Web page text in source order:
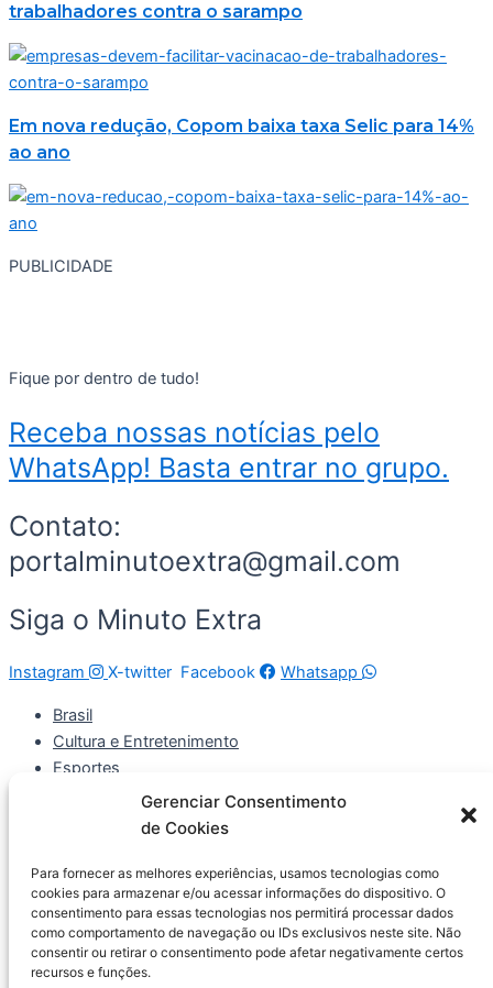
Gerenciar Consentimento
de Cookies
Para fornecer as melhores experiências, usamos tecnologias como
cookies para armazenar e/ou acessar informações do dispositivo. O
consentimento para essas tecnologias nos permitirá processar dados
como comportamento de navegação ou IDs exclusivos neste site. Não
consentir ou retirar o consentimento pode afetar negativamente certos
recursos e funções.
trabalhadores contra o sarampo
Em nova redução, Copom baixa taxa Selic para 14%
ao ano
PUBLICIDADE
Fique por dentro de tudo!
Receba nossas notícias pelo
WhatsApp! Basta entrar no grupo.
Contato:
portalminutoextra@gmail.com
Siga o Minuto Extra
Instagram X-twitter Facebook Whatsapp
Brasil
Cultura e Entretenimento
Esportes
Economia e Negócios
Brasil
Cultura e Entretenimento
Esportes
Mundo